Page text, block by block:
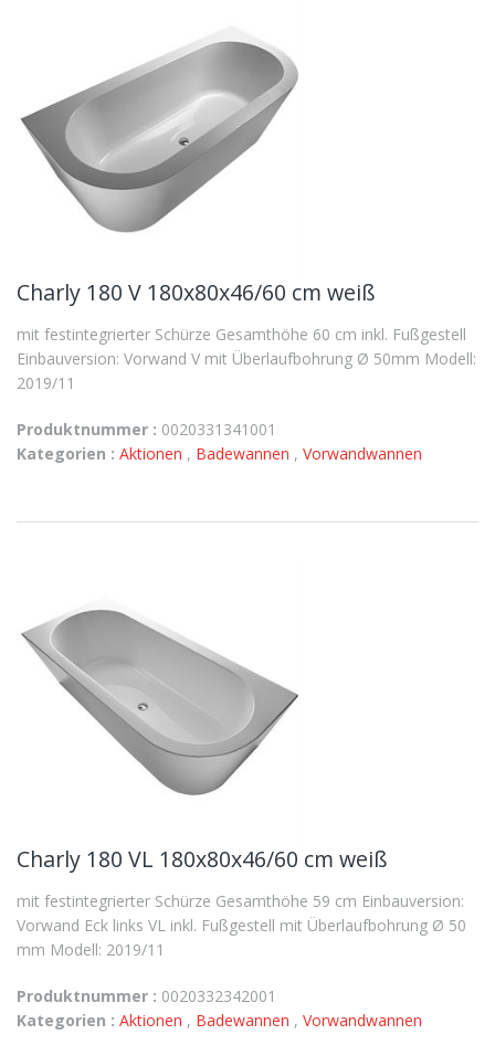
Charly 180 V 180x80x46/60 cm weiß
mit festintegrierter Schürze Gesamthöhe 60 cm inkl. Fußgestell
Einbauversion: Vorwand V mit Überlaufbohrung Ø 50mm Modell:
2019/11
Produktnummer : 0020331341001
Kategorien : Aktionen , Badewannen , Vorwandwannen
Charly 180 VL 180x80x46/60 cm weiß
mit festintegrierter Schürze Gesamthöhe 59 cm Einbauversion:
Vorwand Eck links VL inkl. Fußgestell mit Überlaufbohrung Ø 50
mm Modell: 2019/11
Produktnummer : 0020332342001
Kategorien : Aktionen , Badewannen , Vorwandwannen